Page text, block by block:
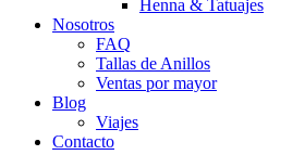
Henna & Tatuajes
Nosotros
FAQ
Tallas de Anillos
Ventas por mayor
Blog
Viajes
Contacto